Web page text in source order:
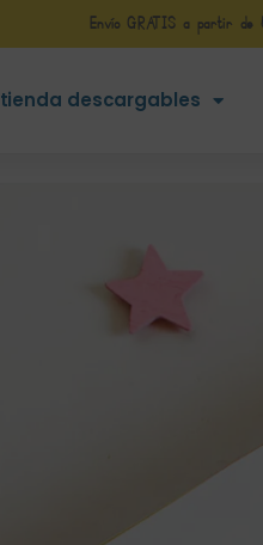
Envío GRATIS a partir de
tienda descargables